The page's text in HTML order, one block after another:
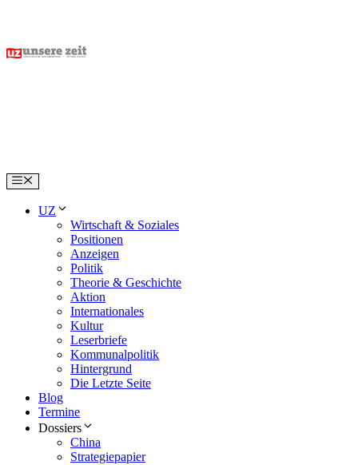
content
Menu
UZ
Wirtschaft & Soziales
Positionen
Anzeigen
Politik
Theorie & Geschichte
Aktion
Internationales
Kultur
Leserbriefe
Kommunalpolitik
Hintergrund
Die Letzte Seite
Blog
Termine
Dossiers
China
Strategiepapier